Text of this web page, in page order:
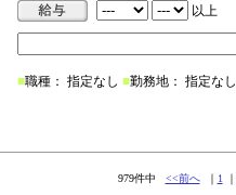
以上
■職種： 指定なし ■勤務地： 指定なし
979件中 <<前へ｜ 1 ｜